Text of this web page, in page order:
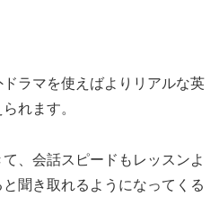
ラマを使えばよりリアルな英
れます。
、会話スピードもレッスンよ
聞き取れるようになってくる